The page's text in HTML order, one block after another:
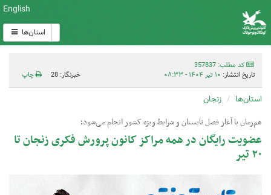
English
استان‌ها
کد مطلب: 357837
تاریخ انتشار: ۱۰ تیر ۱۴۰۴ - ۰۸:۳۳ خبرنگار: 28 چاپ
استان‌ها زنجان
هم‌زمان با آغاز فصل تابستان و شرایط ویژه کشور انجام می‌شود؛
عضویت رایگان در همه مراکز کانون پرورش فکری زنجان تا
۲۰ تیر